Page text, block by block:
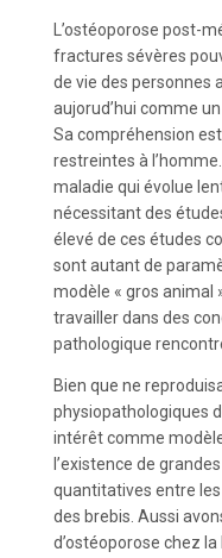
L’ostéoporose post-
fractures sévères
de vie des personnes
aujorud’hui comme
Sa compréhension
restreintes à
maladie qui évolue
nécessitant des
élevé de ces études
sont autant de
modèle « gros animal
travailler dans des
pathologique
Bien que ne
physiopathologiques
intérêt comme
l’existence de
quantitatives entre
des brebis. Aussi
d’ostéoporose chez